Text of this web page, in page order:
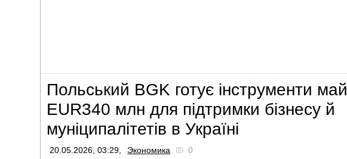
Польський BGK готує інструменти
EUR340 млн для підтримки бізнесу й
муніципалітетів в Україні
20.05.2026, 03:29, Экономика 0